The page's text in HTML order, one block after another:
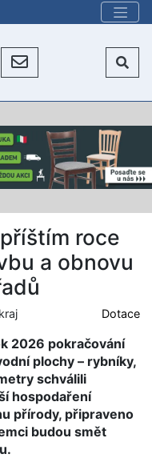
roce
a obnovu
Dotace
2026 pokračování
plochy – rybníky,
schválili
hospodaření
přírody, připraveno
budou smět